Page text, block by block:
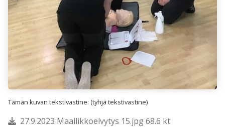
Tämän kuvan tekstivastine: (tyhjä tekstivastine)
27.9.2023 Maallikkoelvytys 15.jpg 68.6 kt